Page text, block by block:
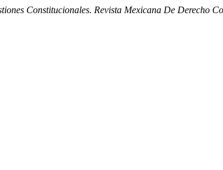
Constitucionales. Revista Mexicana De Derecho